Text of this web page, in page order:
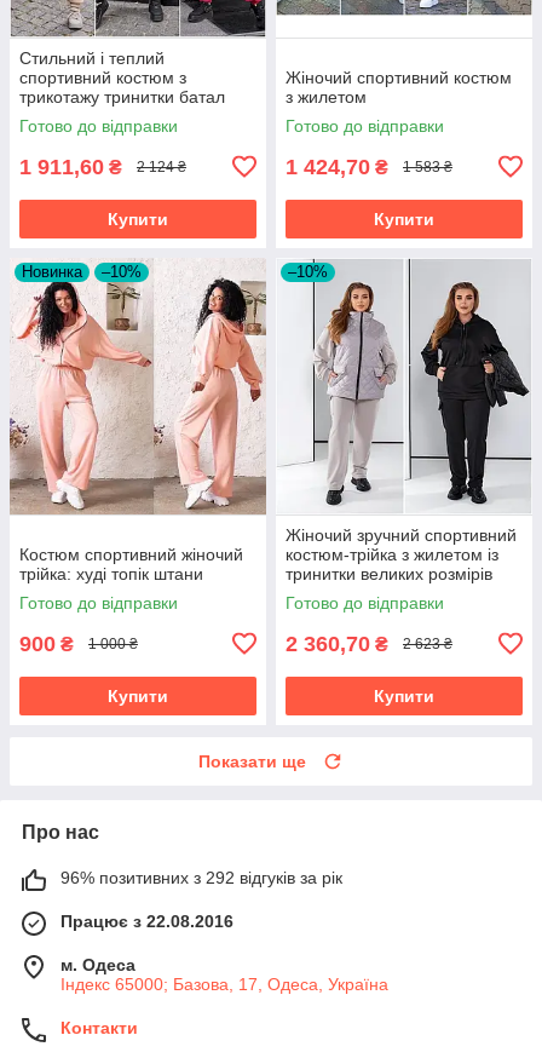
Стильний і теплий
спортивний костюм з
трикотажу тринитки батал
Готово до відправки
1 911,60 ₴ 2 124 ₴
Купити
Жіночий спортивний костюм
з жилетом
Готово до відправки
1 424,70 ₴ 1 583 ₴
Купити
Новинка –10%
Костюм спортивний жіночий
трійка: худі топік штани
Готово до відправки
900 ₴ 1 000 ₴
Купити
–10%
Жіночий зручний спортивний
костюм-трійка з жилетом із
тринитки великих розмірів
Готово до відправки
2 360,70 ₴ 2 623 ₴
Купити
Показати ще
Про нас
96% позитивних з 292 відгуків за рік
Працює з 22.08.2016
м. Одеса
Індекс 65000; Базова, 17, Одеса, Україна
Контакти